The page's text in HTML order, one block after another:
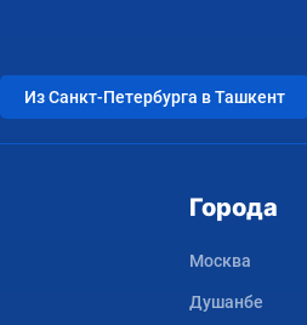
Из Санкт-Петербурга в Ташкент
Города
Москва
Душанбе